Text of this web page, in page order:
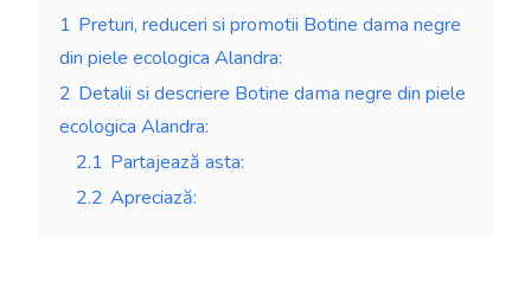
1 Preturi, reduceri si promotii Botine dama negre
din piele ecologica Alandra:
2 Detalii si descriere Botine dama negre din piele
ecologica Alandra:
2.1 Partajează asta:
2.2 Apreciază: